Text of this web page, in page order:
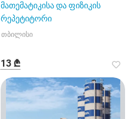
მათემატიკისა და ფიზიკის
რეპეტიტორი
თბილისი
13 ₾